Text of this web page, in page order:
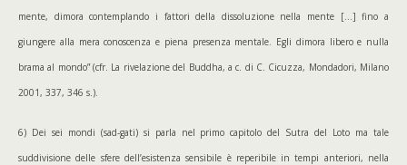
mente, dimora contemplando i fattori della dissoluzione nella mente […] fino a
giungere alla mera conoscenza e piena presenza mentale. Egli dimora libero e nulla
brama al mondo” (cfr. La rivelazione del Buddha, a c. di C. Cicuzza, Mondadori, Milano
2001, 337, 346 s.).
6) Dei sei mondi (sad-gati) si parla nel primo capitolo del Sutra del Loto ma tale
suddivisione delle sfere dell’esistenza sensibile è reperibile in tempi anteriori, nella